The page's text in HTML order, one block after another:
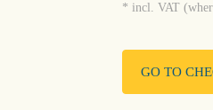
* incl. VAT
GO TO